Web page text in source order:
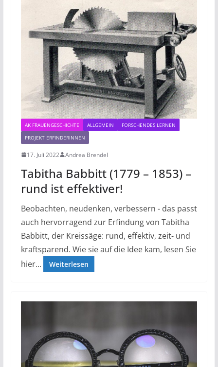
AK FRAUENGESCHICHTE ALLGEMEIN
FORSCHENDES LERNEN
PROJEKT ERFINDERINNEN
17. Juli 2022 Andrea Brendel
Tabitha Babbitt (1779 – 1853) –
rund ist effektiver!
Beobachten, neudenken, verbessern - das passt
auch hervorragend zur Erfindung von Tabitha
Babbitt, der Kreissäge: rund, effektiv, zeit- und
kraftsparend. Wie sie auf die Idee kam, lesen Sie
hier...
Weiterlesen